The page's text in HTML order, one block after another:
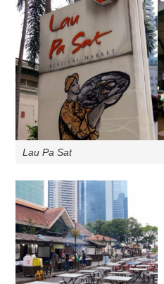
Lau Pa Sat